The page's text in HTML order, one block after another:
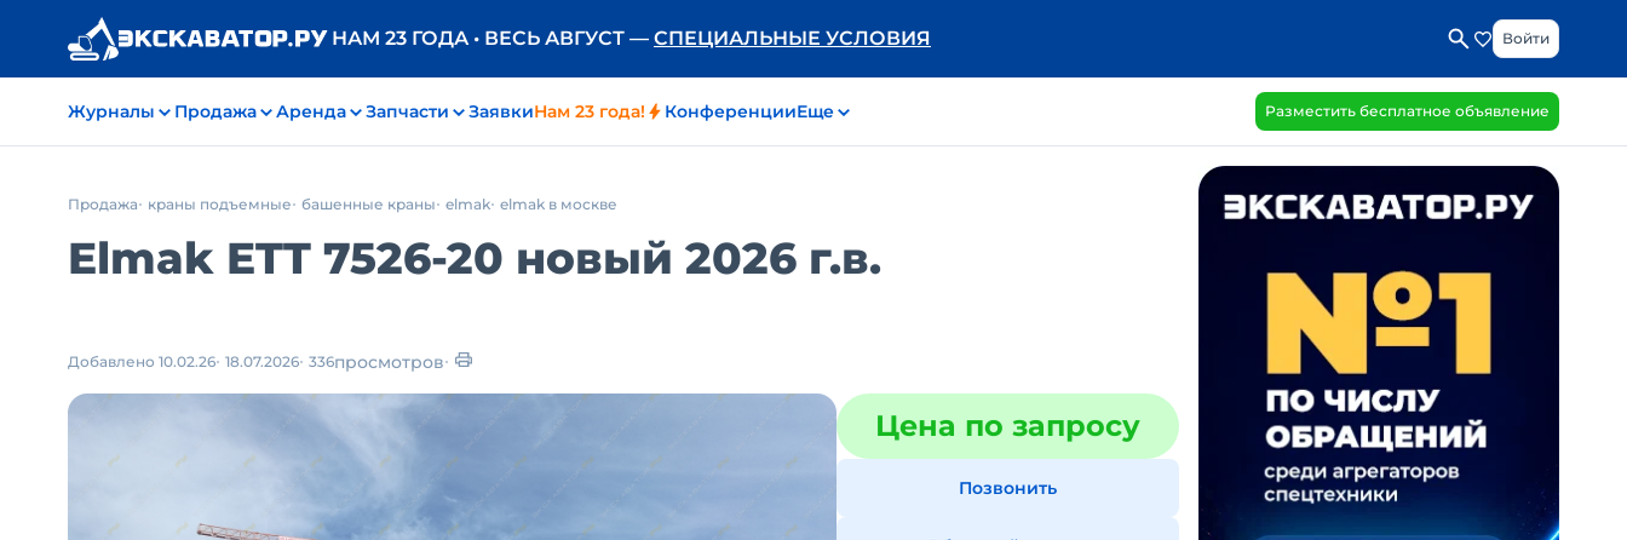
НАМ 23 ГОДА • ВЕСЬ АВГУСТ — СПЕЦИАЛЬНЫЕ УСЛОВИЯ Войти
Журналы Продажа Аренда Запчасти ЗаявкиНам 23 года! КонференцииЕще Разместить бесплатное объявление
Продажа краны подъемные башенные краны elmak elmak в москве
Elmak ETT 7526-20 новый 2026 г.в.
Добавлено 10.02.26 18.07.2026 336просмотров
Цена по запросу
Позвонить